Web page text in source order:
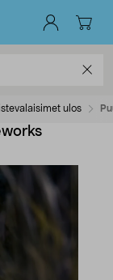
ulos